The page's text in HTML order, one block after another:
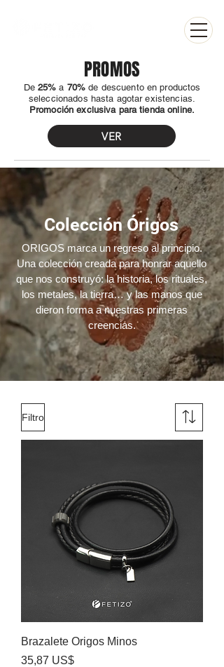
PROMOS
​De 25%a 70%de descuento en productos
seleccionados hasta agotar existencias.
Promoción exclusiva para tienda online.
VER
Colección Órigos
ORIGOS marca un regreso al principio.
Una colección creada para honrar aquello
que nos construyó: la historia, los rituales,
los metales, la tierra… y las manos que
dieron forma a nuestras primeras
creencias.
Filtro
Brazalete Origos Minos
Precio
35,87 US$